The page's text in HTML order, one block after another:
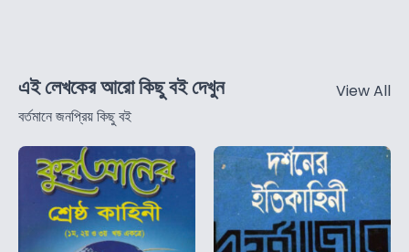
এই লেখকের আরো কিছু বই দেখুন
বর্তমানে জনপ্রিয় কিছু বই
View All